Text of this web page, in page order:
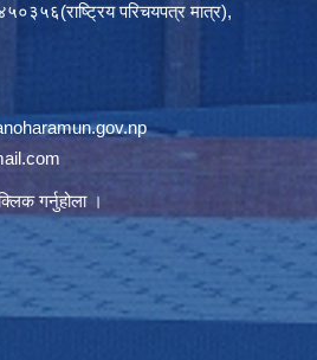
परिचयपत्र मात्र),
गर्नुहोला ।